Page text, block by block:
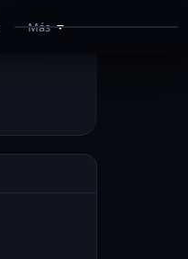
Más